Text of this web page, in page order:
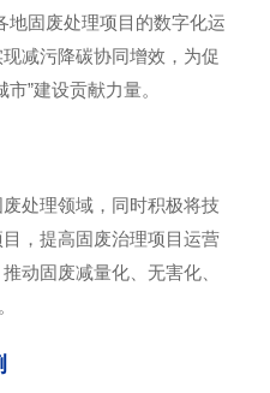
地固废处理项目的数字化运
减污降碳协同增效，为促
”建设贡献力量。
处理领域，同时积极将技
，提高固废治理项目运营
动固废减量化、无害化、